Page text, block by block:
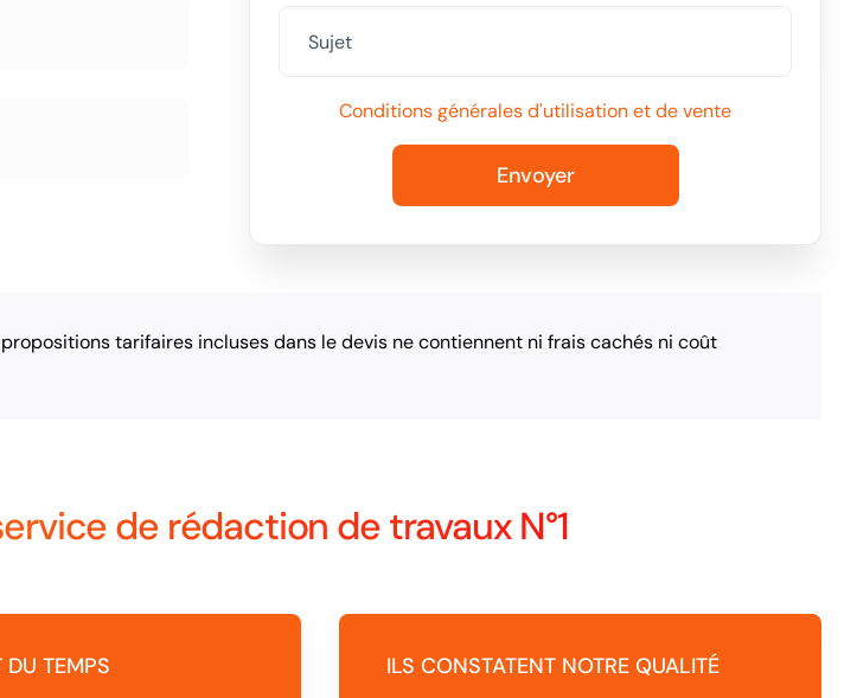
Conditions générales d'utilisation et de vente
tarifaires incluses dans le devis ne contiennent ni frais cachés ni coût
de rédaction de travaux N°1
TEMPS ILS CONSTATENT NOTRE QUALITÉ